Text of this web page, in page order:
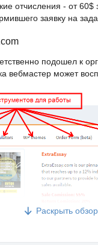
отчисления - от
заявку на
подошел к
вебмастер может
Раскрыть обзор